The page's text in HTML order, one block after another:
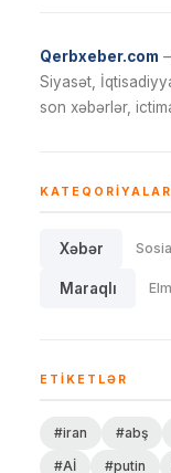
Qerbxeber.com
Siyasət,
son xəbərlər,
KATEQORIYALAR
Xəbər
Maraqlı
ETIKETLƏR
#iran #abş
#Aİ
#putin